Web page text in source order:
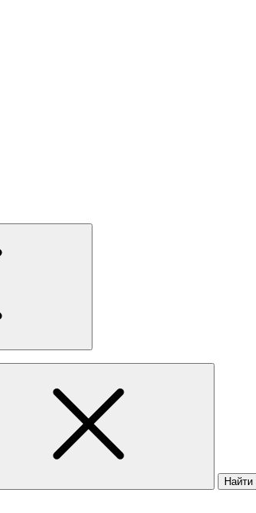
Найти